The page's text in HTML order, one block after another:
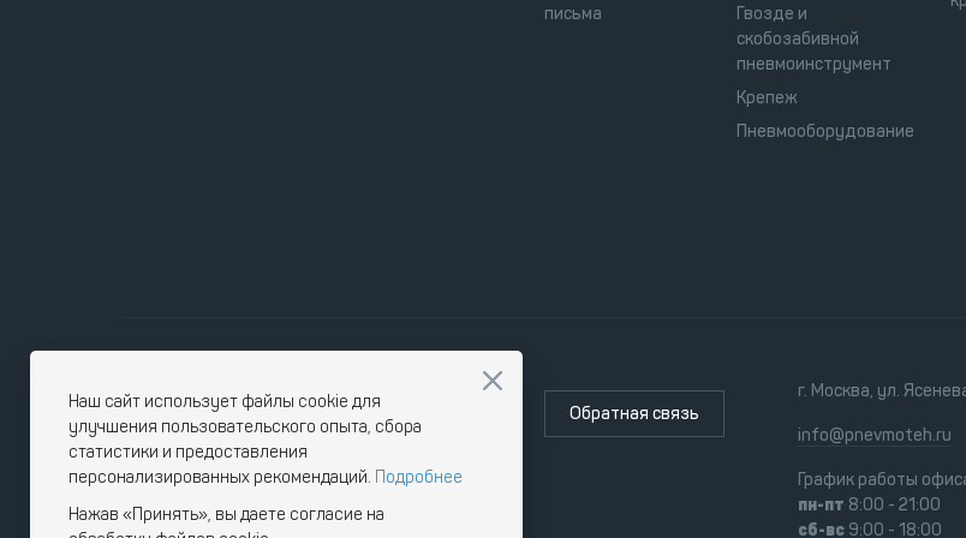
письма
Гвозде и
скобозабивной
пневмоинструмент
Крепеж
Пневмооборудование
Обратная связь
г. Москва, ул.
info@pnevmoteh.ru
График работы
пн-пт 8:00 - 21:00
сб-вс9:00 - 18:00
Наш сайт использует файлы cookie для
улучшения пользовательского опыта, сбора
статистики и предоставления
персонализированных рекомендаций. Подробнее
Нажав «Принять», вы даете согласие на